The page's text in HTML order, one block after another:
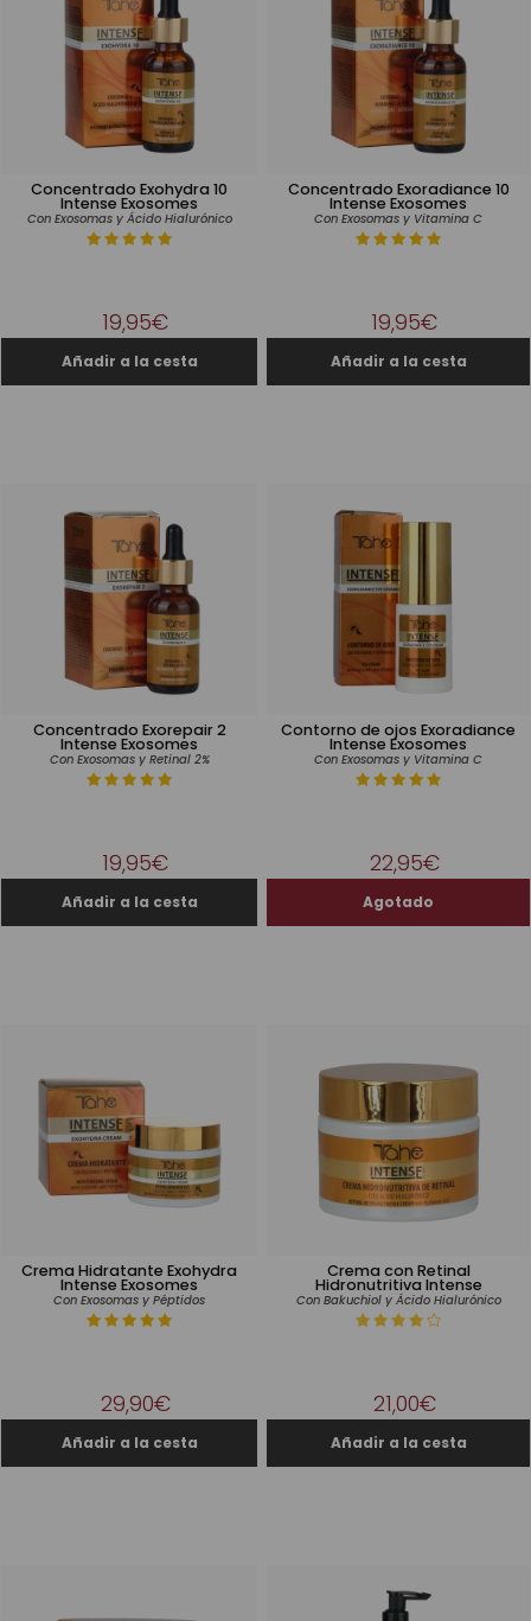
Concentrado Exohydra 10
Intense Exosomes
Con Exosomas y Ácido Hialurónico
19,95€
Concentrado Exoradiance 10
Intense Exosomes
Con Exosomas y Vitamina C
19,95€
Concentrado Exorepair 2
Intense Exosomes
Con Exosomas y Retinal 2%
19,95€
Contorno de ojos Exoradiance
Intense Exosomes
Con Exosomas y Vitamina C
22,95€
Crema Hidratante Exohydra
Intense Exosomes
Con Exosomas y Péptidos
29,90€
Crema con Retinal
Hidronutritiva Intense
Con Bakuchiol y Ácido Hialurónico
21,00€